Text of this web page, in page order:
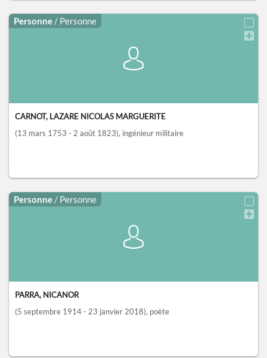
Personne / Personne
CARNOT, LAZARE NICOLAS MARGUERITE
(13 mars 1753 - 2 août 1823), ingénieur militaire
Personne / Personne
PARRA, NICANOR
(5 septembre 1914 - 23 janvier 2018), poète